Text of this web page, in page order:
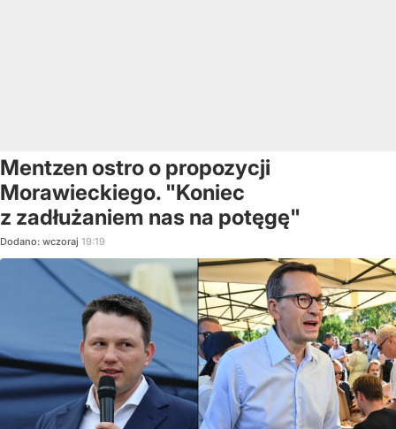
Mentzen ostro o propozycji
Morawieckiego. "Koniec
z zadłużaniem nas na potęgę"
Dodano: wczoraj 19:19